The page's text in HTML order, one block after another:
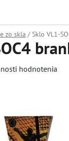
zo skla / Sklo VL1-
hodnotenia